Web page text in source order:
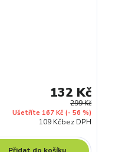
299 Kč
Ušetříte 167 Kč (- 56 %)
132 Kč
109 Kčbez DPH